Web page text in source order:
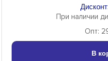
При наличии
Опт:
В